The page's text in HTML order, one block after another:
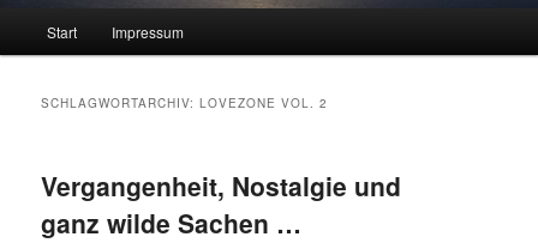
Start Impressum
SCHLAGWORTARCHIV:LOVEZONE VOL. 2
Vergangenheit, Nostalgie und
ganz wilde Sachen …